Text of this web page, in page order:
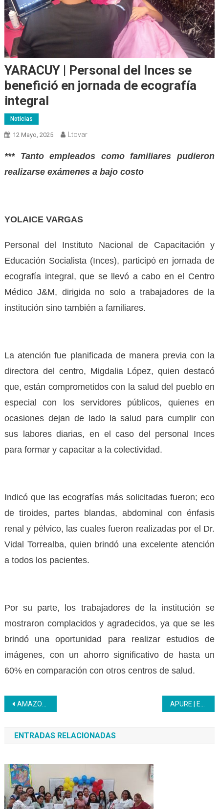
YARACUY | Personal del Inces se
benefició en jornada de ecografía
integral
Noticias
12 Mayo, 2025 Ltovar
*** Tanto empleados como familiares pudieron
realizarse exámenes a bajo costo
YOLAICE VARGAS
Personal del Instituto Nacional de Capacitación y
Educación Socialista (Inces), participó en jornada de
ecografía integral, que se llevó a cabo en el Centro
Médico J&M, dirigida no solo a trabajadores de la
institución sino también a familiares.
La atención fue planificada de manera previa con la
directora del centro, Migdalia López, quien destacó
que, están comprometidos con la salud del pueblo en
especial con los servidores públicos, quienes en
ocasiones dejan de lado la salud para cumplir con
sus labores diarias, en el caso del personal Inces
para formar y capacitar a la colectividad.
Indicó que las ecografías más solicitadas fueron; eco
de tiroides, partes blandas, abdominal con énfasis
renal y pélvico, las cuales fueron realizadas por el Dr.
Vidal Torrealba, quien brindó una excelente atención
a todos los pacientes.
Por su parte, los trabajadores de la institución se
mostraron complacidos y agradecidos, ya que se les
brindó una oportunidad para realizar estudios de
imágenes, con un ahorro significativo de hasta un
60% en comparación con otros centros de salud.
Navegación
de
entradas
AMAZONAS | Continuamos con el fortalecimiento profesional en las instituciones
ENTRADAS RELACIONADAS